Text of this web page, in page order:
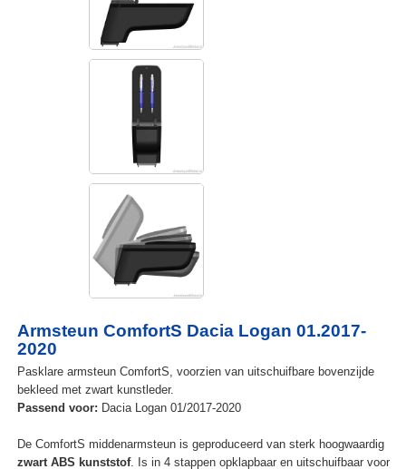
Armsteun ComfortS Dacia Logan 01.2017-
2020
Pasklare armsteun ComfortS, voorzien van uitschuifbare bovenzijde
bekleed met zwart kunstleder.
Passend voor: Dacia Logan 01/2017-2020
De ComfortS middenarmsteun is geproduceerd van sterk hoogwaardig
zwart ABS kunststof. Is in 4 stappen opklapbaar en uitschuifbaar voor